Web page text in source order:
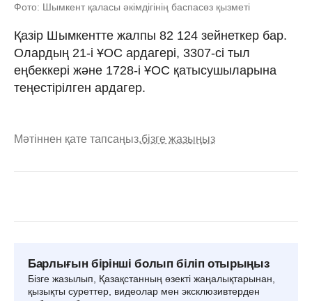
Фото: Шымкент қаласы әкімдігінің баспасөз қызметі
Қазір Шымкентте жалпы 82 124 зейнеткер бар.
Олардың 21-і ҰОС ардагері, 3307-сі тыл
еңбеккері және 1728-і ҰОС қатысушыларына
теңестірілген ардагер.
Мәтіннен қате тапсаңыз,бізге жазыңыз
Барлығын бірінші болып біліп отырыңыз
Бізге жазылып, Қазақстанның өзекті жаңалықтарынан,
қызықты суреттер, видеолар мен эксклюзивтерден